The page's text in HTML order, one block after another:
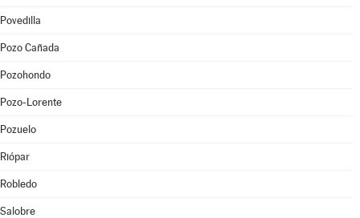
Povedilla
Pozo Cañada
Pozohondo
Pozo-Lorente
Pozuelo
Riópar
Robledo
Salobre